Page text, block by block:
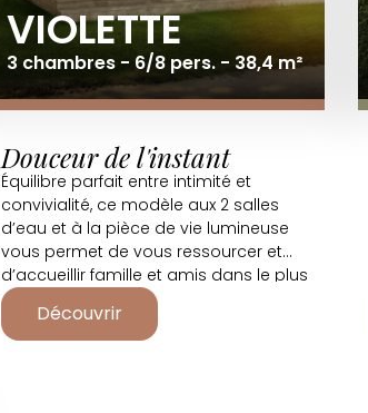
VIOLETTE
3 chambres - 6/8 pers. - 38,4 m²
Douceur de l'instant
Équilibre parfait entre intimité et
convivialité, ce modèle aux 2 salles
d’eau et à la pièce de vie lumineuse
vous permet de vous ressourcer et
d’accueillir famille et amis dans le plus
grand des conforts.
Découvrir